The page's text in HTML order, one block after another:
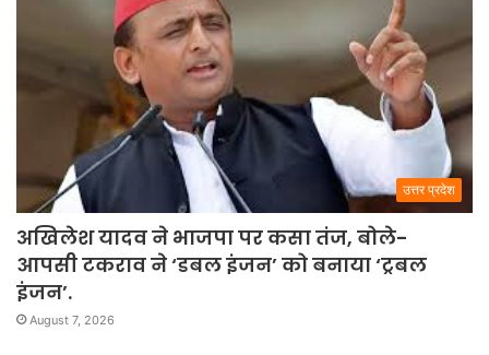
उत्तर प्रदेश
अखिलेश यादव ने भाजपा पर कसा तंज, बोले-
आपसी टकराव ने ‘डबल इंजन’ को बनाया ‘ट्रबल
इंजन’.
August 7, 2026